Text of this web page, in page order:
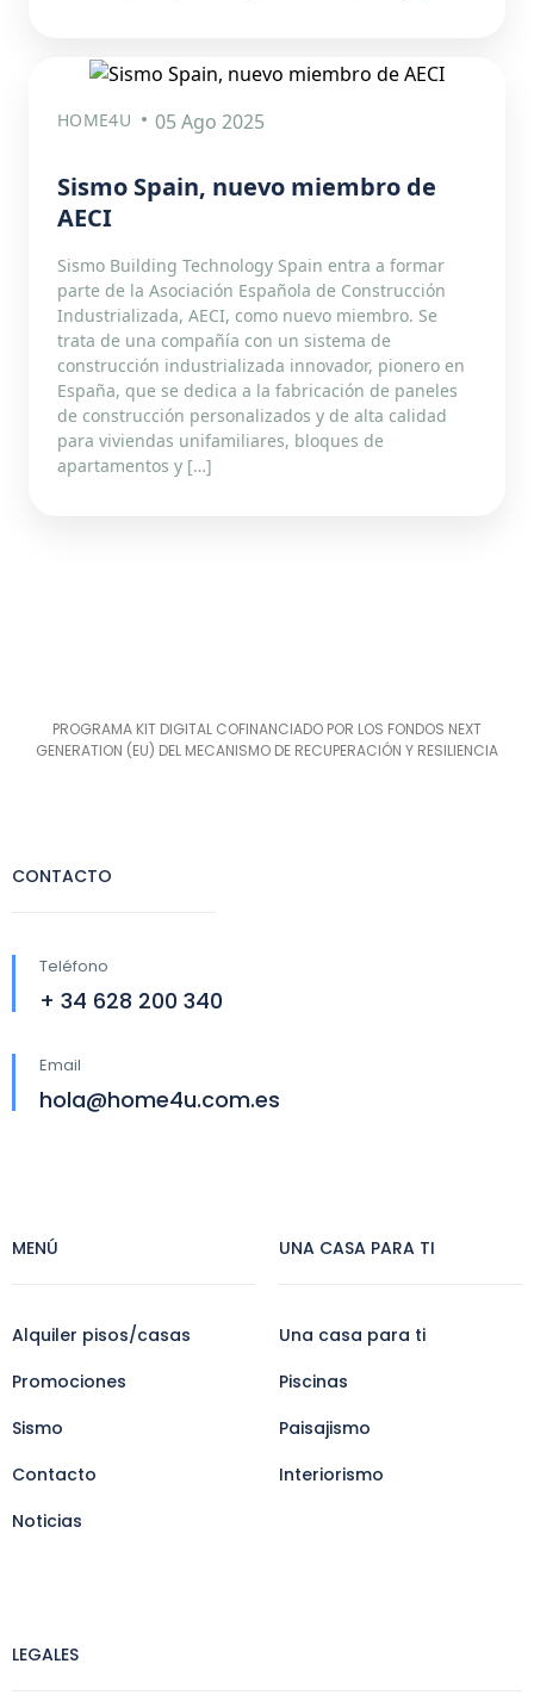
HOME4U 05 Ago 2025
Sismo Spain, nuevo miembro de
AECI
Sismo Building Technology Spain entra a formar
parte de la Asociación Española de Construcción
Industrializada, AECI, como nuevo miembro. Se
trata de una compañía con un sistema de
construcción industrializada innovador, pionero en
España, que se dedica a la fabricación de paneles
de construcción personalizados y de alta calidad
para viviendas unifamiliares, bloques de
apartamentos y […]
PROGRAMA KIT DIGITAL COFINANCIADO POR LOS FONDOS NEXT
GENERATION (EU) DEL MECANISMO DE RECUPERACIÓN Y RESILIENCIA
CONTACTO
Teléfono
+ 34 628 200 340
Email
hola@home4u.com.es
MENÚ
Alquiler pisos/casas
Promociones
Sismo
Contacto
Noticias
UNA CASA PARA TI
Una casa para ti
Piscinas
Paisajismo
Interiorismo
LEGALES